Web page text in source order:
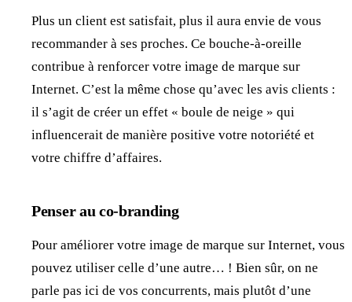
Plus un client est satisfait, plus il aura envie de vous
recommander à ses proches. Ce bouche-à-oreille
contribue à renforcer votre image de marque sur
Internet. C’est la même chose qu’avec les avis clients :
il s’agit de créer un effet « boule de neige » qui
influencerait de manière positive votre notoriété et
votre chiffre d’affaires.
Penser au co-branding
Pour améliorer votre image de marque sur Internet, vous
pouvez utiliser celle d’une autre… ! Bien sûr, on ne
parle pas ici de vos concurrents, mais plutôt d’une